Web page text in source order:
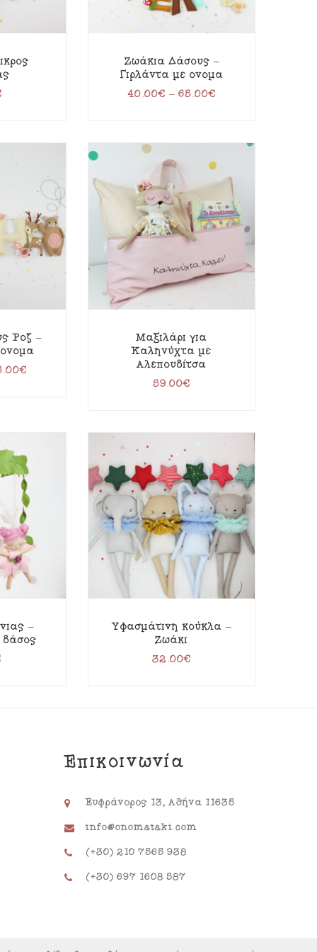
Ζωάκια Δάσους –
Γιρλάντα με όνομα
40.00€ – 65.00€
Ροζ –
€
Μαξιλάρι για
Καληνύχτα με
Αλεπουδίτσα
59.00€
–
δάσος
Υφασμάτινη κούκλα –
Ζωάκι
32.00€
Επικοινωνία
Ευφράνορος 13, Αθήνα 11635
info@onomataki.com
(+30) 210 7565 938
(+30) 697 1608 587